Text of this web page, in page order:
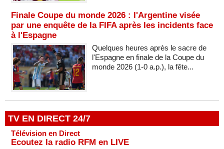
Finale Coupe du monde 2026 : l'Argentine visée
par une enquête de la FIFA après les incidents face
à l'Espagne
Quelques heures après le sacre de
l'Espagne en finale de la Coupe du
monde 2026 (1-0 a.p.), la fête...
TV EN DIRECT 24/7
Télévision en Direct
Ecoutez la radio RFM en LIVE